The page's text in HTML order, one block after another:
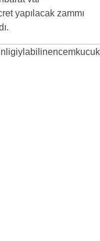
yapılacak zammı